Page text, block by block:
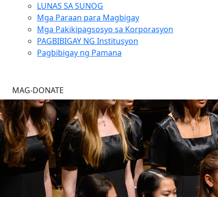
LUNAS SA SUNOG
Mga Paraan para Magbigay
Mga Pakikipagsosyo sa Korporasyon
PAGBIBIGAY NG Institusyon
Pagbibigay ng Pamana
MAG-DONATE